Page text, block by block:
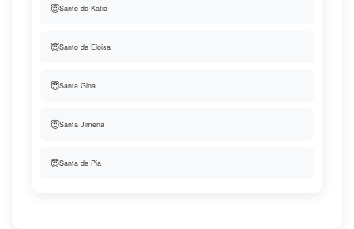
😇Santo de Katia
😇Santo de Eloisa
😇Santa Gina
😇Santa Jimena
😇Santa de Pia